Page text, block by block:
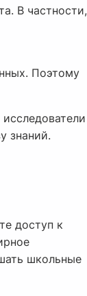
В частности,
Поэтому
знаний.
доступ к
школьные